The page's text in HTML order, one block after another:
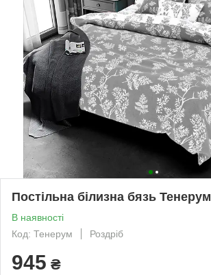
Постільна білизна бязь Тенерум
В наявності
Код: Тенерум
Роздріб
945 ₴